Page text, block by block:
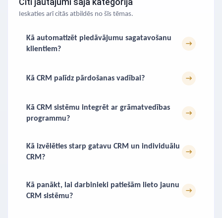
Citi jautājumi šajā kategorijā
Ieskaties arī citās atbildēs no šīs tēmas.
Kā automatizēt piedāvājumu sagatavošanu
klientiem?
→
Kā CRM palīdz pārdošanas vadībai? →
Kā CRM sistēmu integrēt ar grāmatvedības
programmu?
→
Kā izvēlēties starp gatavu CRM un individuālu
CRM?
→
Kā panākt, lai darbinieki patiešām lieto jaunu
CRM sistēmu?
→